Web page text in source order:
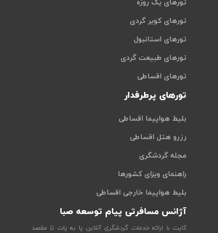
تورهای یک روزه
تورهای کویر گردی
تورهای استانبول
تورهای طبیعت گردی
تورهای اقساطی
تورهای پرطرفدار
بلیط هواپیما اقساطی
رزرو هتل اقساطی
مجله گردشگری
راهنمای ویزای کشورها
بلیط هواپیما خارجی اقساطی
آژانس مسافرتی پیام توسعه صبا
کایت با ارائه خدمات گردشگری آنلاین پا به پات تا مقصد